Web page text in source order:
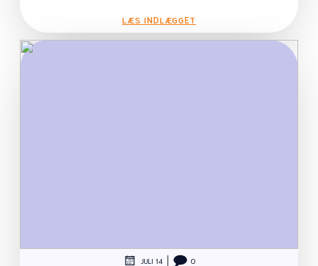
LÆS INDLÆGGET
JULI 14 0